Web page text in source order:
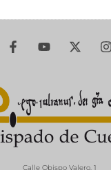
Calle Obispo Valero, 1